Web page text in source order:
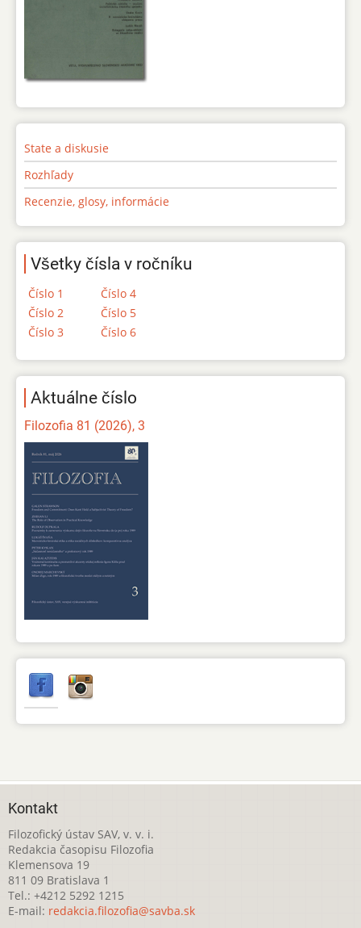
State a diskusie
Rozhľady
Recenzie, glosy, informácie
Všetky čísla v ročníku
Číslo 1
Číslo 2
Číslo 3
Číslo 4
Číslo 5
Číslo 6
Aktuálne číslo
Filozofia 81 (2026), 3
Kontakt
Filozofický ústav SAV, v. v. i.
Redakcia časopisu Filozofia
Klemensova 19
811 09 Bratislava 1
Tel.: +4212 5292 1215
E-mail: redakcia.filozofia@savba.sk